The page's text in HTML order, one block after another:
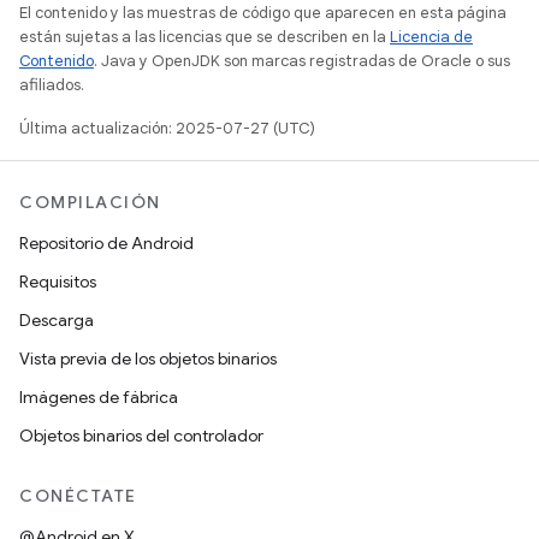
El contenido y las muestras de código que aparecen en esta página
están sujetas a las licencias que se describen en la Licencia de
Contenido. Java y OpenJDK son marcas registradas de Oracle o sus
afiliados.
Última actualización: 2025-07-27 (UTC)
COMPILACIÓN
Repositorio de Android
Requisitos
Descarga
Vista previa de los objetos binarios
Imágenes de fábrica
Objetos binarios del controlador
CONÉCTATE